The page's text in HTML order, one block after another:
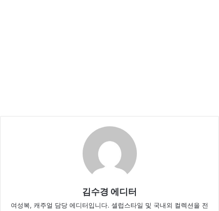
김수경 에디터
여성복, 캐주얼 담당 에디터입니다. 셀럽스타일 및 국내외 컬렉션을 전